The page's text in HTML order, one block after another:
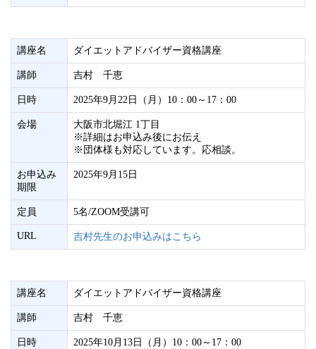
講座名 ダイエットアドバイザー資格講座
講師 吉村 千恵
日時 2025年9月22日（月）10：00～17：00
会場
大阪市北堀江 1丁目
※詳細はお申込み後にお伝え
※団体様も対応しています。応相談。
お申込み
期限
2025年9月15日
定員 5名/ZOOM受講可
URL 吉村先生のお申込みはこちら
講座名 ダイエットアドバイザー資格講座
講師 吉村 千恵
日時 2025年10月13日（月）10：00～17：00